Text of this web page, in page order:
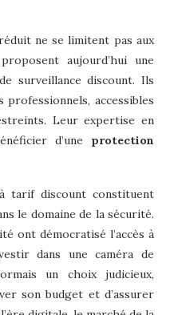
ne se limitent pas aux
aujourd’hui une
surveillance discount. Ils
accessibles
Leur expertise en
d’une protection
tarif discount constituent
le domaine de la sécurité.
ont démocratisé l’accès à
dans une caméra de
un choix judicieux,
son budget et d’assurer